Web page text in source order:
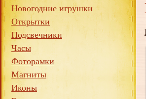
Новогодние игрушки
Открытки
Подсвечники
Часы
Фоторамки
Магниты
Иконы